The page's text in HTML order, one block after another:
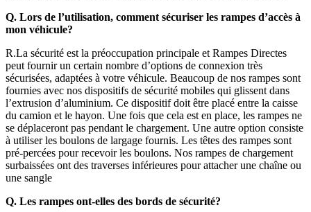
Q. Lors de l’utilisation, comment sécuriser les rampes d’accès à
mon véhicule?
R.La sécurité est la préoccupation principale et Rampes Directes
peut fournir un certain nombre d’options de connexion très
sécurisées, adaptées à votre véhicule. Beaucoup de nos rampes sont
fournies avec nos dispositifs de sécurité mobiles qui glissent dans
l’extrusion d’aluminium. Ce dispositif doit être placé entre la caisse
du camion et le hayon. Une fois que cela est en place, les rampes ne
se déplaceront pas pendant le chargement. Une autre option consiste
à utiliser les boulons de largage fournis. Les têtes des rampes sont
pré-percées pour recevoir les boulons. Nos rampes de chargement
surbaissées ont des traverses inférieures pour attacher une chaîne ou
une sangle
Q. Les rampes ont-elles des bords de sécurité?